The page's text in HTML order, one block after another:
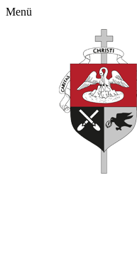
Menü